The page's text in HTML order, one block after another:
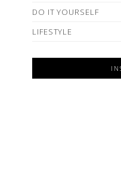
DO IT YOURSELF
LIFESTYLE